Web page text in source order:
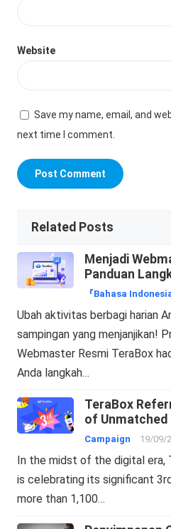
Website
Save my name, email, and
next time I comment.
Related Posts
Menjadi
Panduan
Mengubah
『Bahasa Indonesia
Ubah aktivitas berbagi harian
sampingan yang menjanjikan!
Webmaster Resmi TeraBox
Anda langkah…
TeraBox
of Unmatched
Campaign 19/09/
In the midst of the digital era,
is celebrating its significant
more than 1,100…